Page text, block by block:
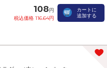
108円
税込価格 116.64円
カートに
追加する